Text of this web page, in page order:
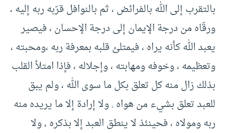
بالتقرب إلى الله بالفرائض ، ثم بالنوافل قرّبه ربه إليه ،
ورقّاه من درجة الإيمان إلى درجة الإحسان ، فيصير
يعبد الله كأنه يراه ، فيمتلئ قلبه بمعرفة ربه ،ومحبته ،
وتعظيمه ، وخوفه ومهابته ، وإجلاله ، فإذا امتلأ القلب
بذلك زال منه كل تعلق بكل ما سوى الله ، ولم يبق
للعبد تعلق بشيء من هواه . ولا إرادة إلا ما يريده منه
ربه ومولاه ، فحينئذ لا ينطق العبد إلا بذكره , ولا